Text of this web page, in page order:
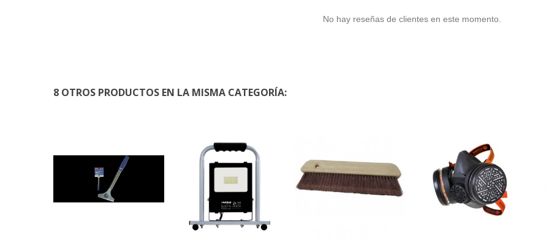
No hay reseñas de clientes en este momento.
8 OTROS PRODUCTOS EN LA MISMA CATEGORÍA: